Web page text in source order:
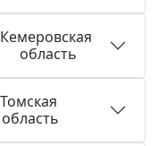
Кемеровская
область
Томская
область